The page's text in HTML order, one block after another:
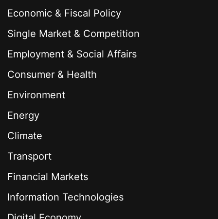
Economic & Fiscal Policy
Single Market & Competition
Employment & Social Affairs
Consumer & Health
Environment
Energy
Climate
Transport
Financial Markets
Information Technologies